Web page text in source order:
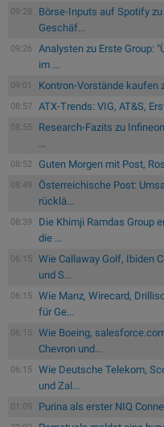
09:28
Börse-Inputs auf Spotify
Geschäf...
09:26
Analysten zu Erste Group:
im ...
09:01 Kontron-Vorstände kaufen
08:57 ATX-Trends: VIG, AT&S,
08:55
Research-Fazits zu
...
08:52 Guten Morgen mit Post,
08:49
Österreichische Post:
rücklä...
08:39
Die Khimji Ramdas Group
die ...
06:15
Wie Callaway Golf, Ibiden
und S...
06:15
Wie Manz, Wirecard,
für Ge...
06:15
Wie Boeing,
Chevron und...
06:15
Wie Deutsche Telekom,
und Zal...
01:09 Purina als erster NIQ